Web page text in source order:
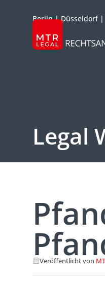
Berlin|Düsseldorf|
Legal
Veröffentlicht von